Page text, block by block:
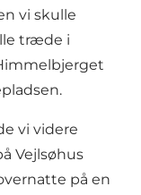
vi skulle
træde i
vi videre
Vejlsøhus
på en